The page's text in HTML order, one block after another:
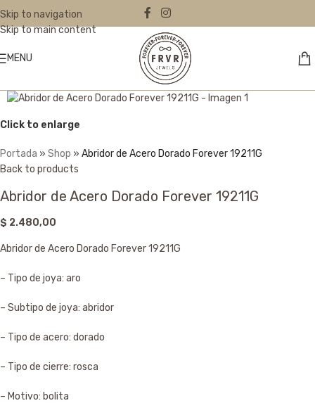
Skip to navigation
Skip to main content
MENU
Click to enlarge
Portada » Shop » Abridor de Acero Dorado Forever 19211G
Back to products
Abridor de Acero Dorado Forever 19211G
$ 2.480,00
Abridor de Acero Dorado Forever 19211G
– Tipo de joya: aro
– Subtipo de joya: abridor
– Tipo de acero: dorado
– Tipo de cierre: rosca
– Motivo: bolita